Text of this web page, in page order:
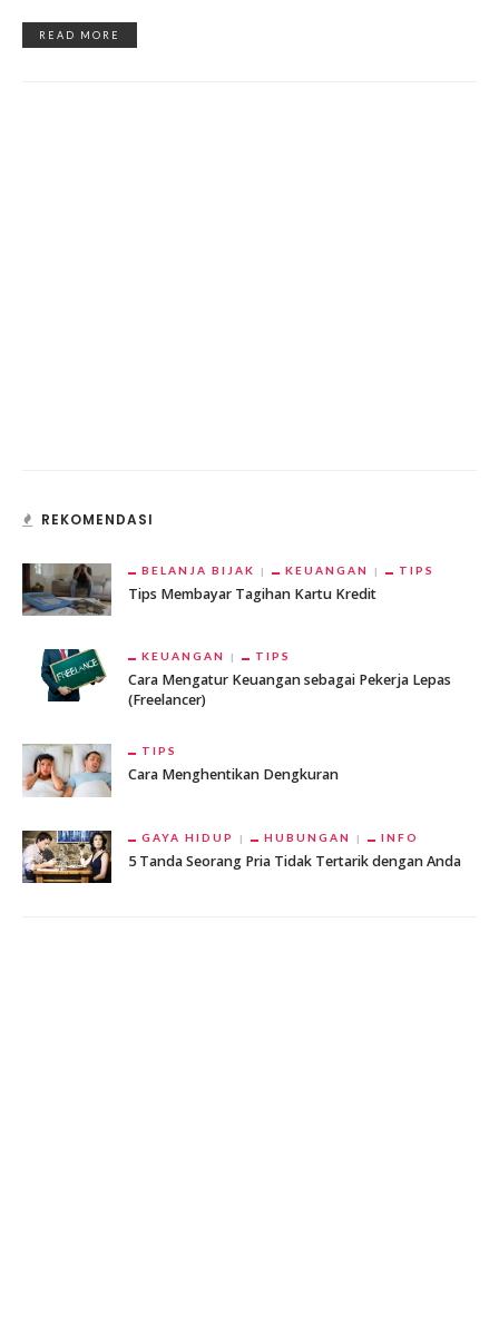
READ MORE
REKOMENDASI
BELANJA BIJAK KEUANGAN TIPS
Tips Membayar Tagihan Kartu Kredit
KEUANGAN TIPS
Cara Mengatur Keuangan sebagai Pekerja Lepas
(Freelancer)
TIPS
Cara Menghentikan Dengkuran
GAYA HIDUP HUBUNGAN INFO
5 Tanda Seorang Pria Tidak Tertarik dengan Anda